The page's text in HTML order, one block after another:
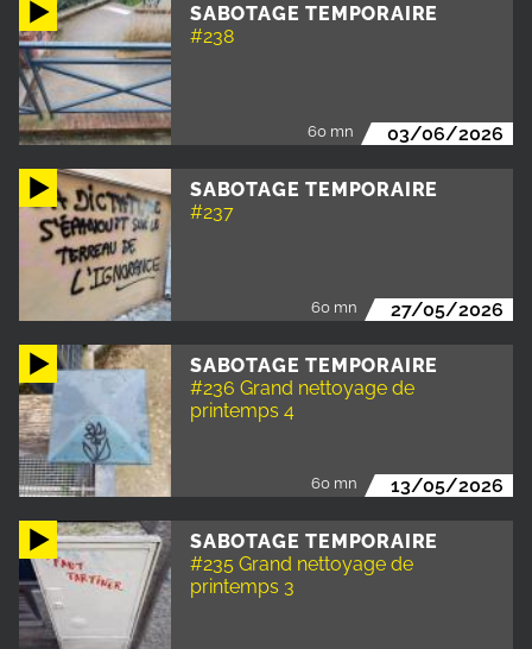
SABOTAGE TEMPORAIRE
#238
60 mn 03/06/2026
SABOTAGE TEMPORAIRE
#237
60 mn 27/05/2026
SABOTAGE TEMPORAIRE
#236 Grand nettoyage de
printemps 4
60 mn 13/05/2026
SABOTAGE TEMPORAIRE
#235 Grand nettoyage de
printemps 3